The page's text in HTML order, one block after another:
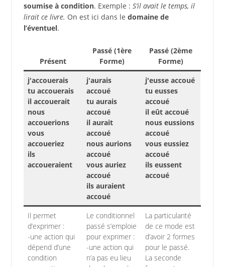
soumise à condition. Exemple : S’il avait le temps, il
lirait ce livre. On est ici dans le domaine de
l’éventuel.
Présent
Passé (1ère
Forme)
Passé (2ème
Forme)
j'accouerais
tu accouerais
il accouerait
nous
accouerions
vous
accoueriez
ils
accoueraient
j'aurais
accoué
tu aurais
accoué
il aurait
accoué
nous aurions
accoué
vous auriez
accoué
ils auraient
accoué
j'eusse accoué
tu eusses
accoué
il eût accoué
nous eussions
accoué
vous eussiez
accoué
ils eussent
accoué
Il permet
d’exprimer :
-une action qui
dépend d’une
condition
Le conditionnel
passé s’emploie
pour exprimer :
-une action qui
n’a pas eu lieu
La particularité
de ce mode est
d’avoir 2 formes
pour le passé.
La seconde